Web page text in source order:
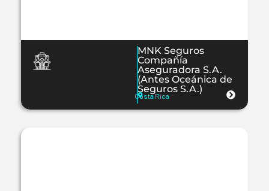
MNK Seguros
Compañía
Aseguradora S.A.
(Antes Oceánica de
Seguros S.A.)
Costa Rica